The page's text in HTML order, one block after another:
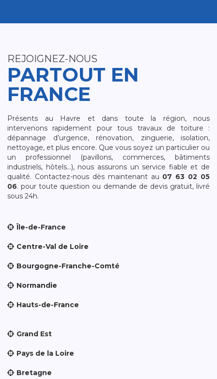
REJOIGNEZ-NOUS
PARTOUT EN
FRANCE
Présents au Havre et dans toute la région, nous
intervenons rapidement pour tous travaux de toiture :
dépannage d’urgence, rénovation, zinguerie, isolation,
nettoyage, et plus encore. Que vous soyez un particulier ou
un professionnel (pavillons, commerces, bâtiments
industriels, hôtels…), nous assurons un service fiable et de
qualité. Contactez-nous dès maintenant au 07 63 02 05
06. pour toute question ou demande de devis gratuit, livré
sous 24h.
Île-de-France
Centre-Val de Loire
Bourgogne-Franche-Comté
Normandie
Hauts-de-France
Grand Est
Pays de la Loire
Bretagne